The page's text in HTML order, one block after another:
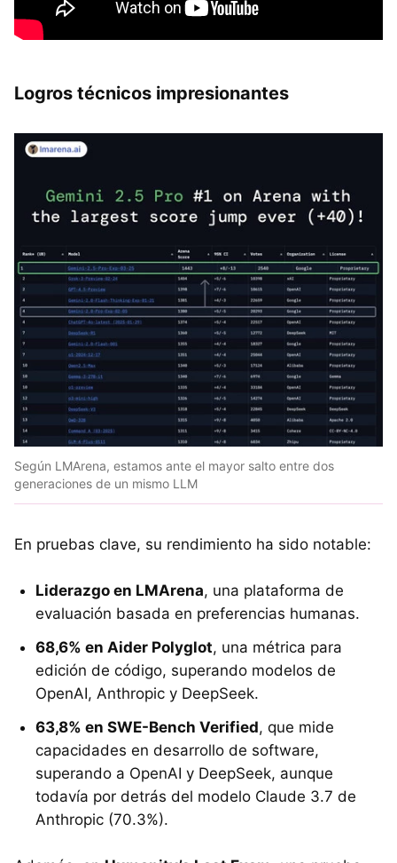
Logros técnicos impresionantes
Según LMArena, estamos ante el mayor salto entre dos
generaciones de un mismo LLM
En pruebas clave, su rendimiento ha sido notable:
Liderazgo en LMArena, una plataforma de
evaluación basada en preferencias humanas.
68,6% en Aider Polyglot, una métrica para
edición de código, superando modelos de
OpenAI, Anthropic y DeepSeek.
63,8% en SWE-Bench Verified, que mide
capacidades en desarrollo de software,
superando a OpenAI y DeepSeek, aunque
todavía por detrás del modelo Claude 3.7 de
Anthropic (70.3%).